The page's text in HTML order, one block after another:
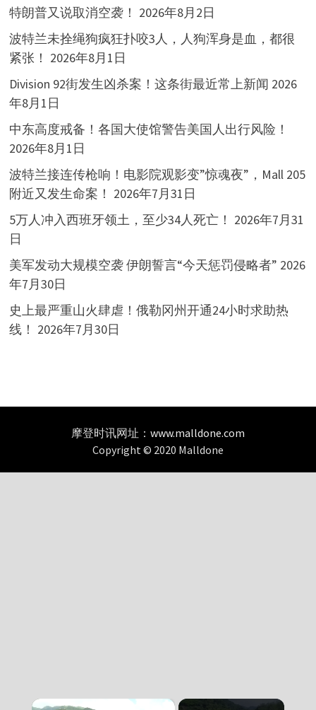
特朗普又说取消空袭！ 2026年8月2日
波特兰未拴绳狗疯狂扑咬3人，人狗浑身是血，都很
紧张！ 2026年8月1日
Division 92街发生凶杀案！这条街最近常上新闻 2026
年8月1日
中东高度戒备！各国大使馆警告美国人出行风险！
2026年8月1日
波特兰接连传枪响！电影院观影变”惊魂夜”，Mall 205
附近又发生命案！ 2026年7月31日
5万人冲入西班牙领土，至少34人死亡！ 2026年7月31
日
美军发动大规模空袭 伊朗誓言“今天惩罚侵略者” 2026
年7月30日
史上最严重山火肆虐！俄勒冈州开通24小时求助热
线！ 2026年7月30日
摩登时讯网址： www.malldone.com
Copyright © 2020 Malldone
×